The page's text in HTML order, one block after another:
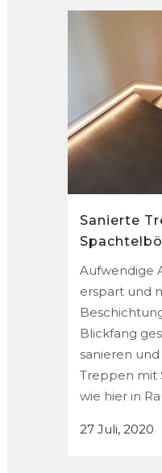
Sanierte
Aufwendige
erspart und
Blickfang
sanieren
Treppen mit
wie hier in
27 Juli, 2020